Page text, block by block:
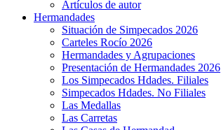
Artículos de autor
Hermandades
Situación de Simpecados 2026
Carteles Rocío 2026
Hermandades y Agrupaciones
Presentación de Hermandades 2026
Los Simpecados Hdades. Filiales
Simpecados Hdades. No Filiales
Las Medallas
Las Carretas